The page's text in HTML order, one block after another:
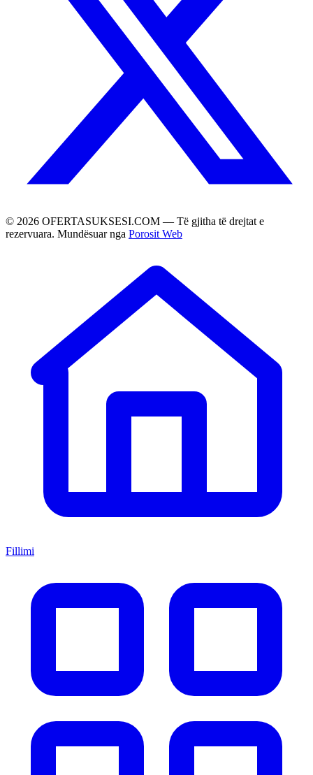
© 2026 OFERTASUKSESI.COM — Të gjitha të drejtat e
rezervuara. Mundësuar nga Porosit Web
Fillimi